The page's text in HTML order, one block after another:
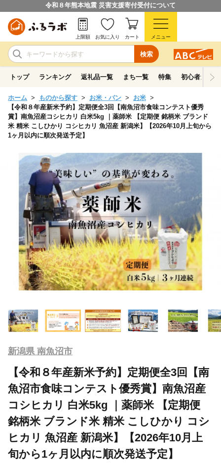
令和８年熊本地震 災害支援寄付受付について
検索
上限額 お気に入り カート メニュー
トップ ランキング 返礼品一覧 まち一覧 特集 初心者ガイド
ホーム ものから探す お米・パン
お米
【令和８年産新米予約】定期便全3回【南魚沼市食味コンテスト優秀
賞】南魚沼産コシヒカリ 白米5kg ｜薬師米 【定期便 銘柄米 ブランド
米 精米 こしひかり コシヒカリ 魚沼産 新潟米】【2026年10月上旬から
1ヶ月以内に順次発送予定】
新潟県 南魚沼市
【令和８年産新米予約】定期便全3回【南
魚沼市食味コンテスト優秀賞】南魚沼産
コシヒカリ 白米5kg ｜薬師米 【定期便
銘柄米 ブランド米 精米 こしひかり コシ
ヒカリ 魚沼産 新潟米】【2026年10月上
旬から1ヶ月以内に順次発送予定】